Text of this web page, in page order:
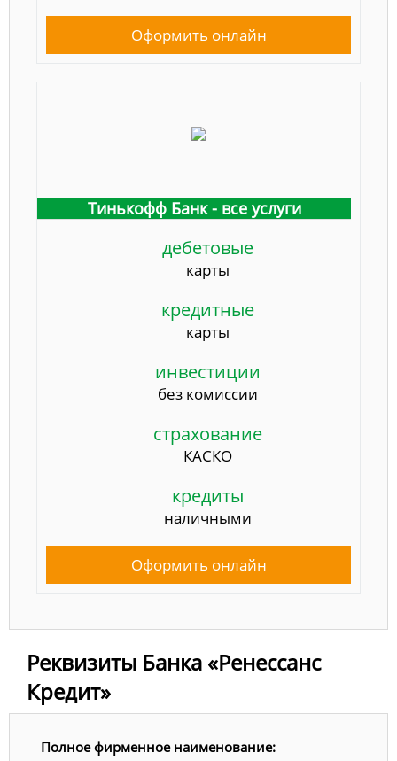
Оформить онлайн
Тинькофф Банк - все услуги
дебетовые
карты
кредитные
карты
инвестиции
без комиссии
страхование
КАСКО
кредиты
наличными
Оформить онлайн
Реквизиты Банка «Ренессанс
Кредит»
Полное фирменное наименование: